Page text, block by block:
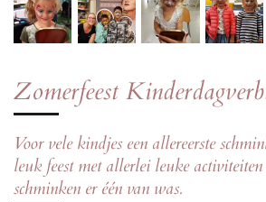
Zomerfeest
Voor vele kindjes een allereerste
leuk feest met allerlei leuke
schminken er één van was.